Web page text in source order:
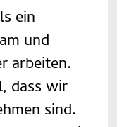
ein
und
arbeiten.
dass wir
sind.